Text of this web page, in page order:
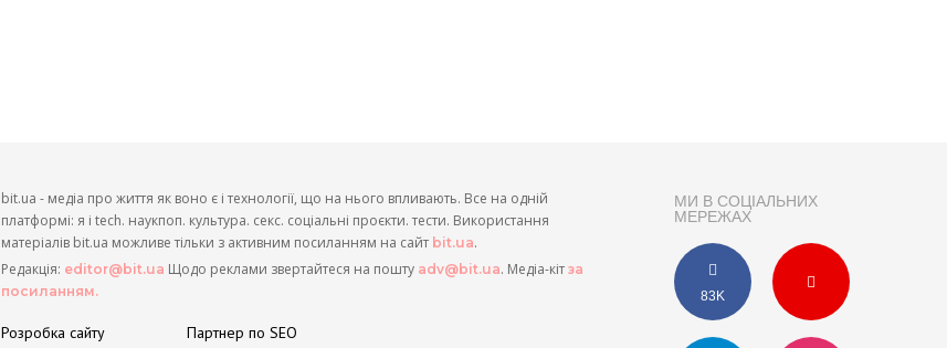
МИ В СОЦІАЛЬНИХ
МЕРЕЖАХ
83K
bit.ua - медіа про життя як воно є і технології, що на нього впливають. Все на одній
платформі: я і tech. наукпоп. культура. секс. соціальні проєкти. тести. Використання
матеріалів bit.ua можливе тільки з активним посиланням на сайт bit.ua.
Редакція: editor@bit.ua Щодо реклами звертайтеся на пошту adv@bit.ua. Медіа-кіт за
посиланням.
Розробка сайту Партнер по SEO